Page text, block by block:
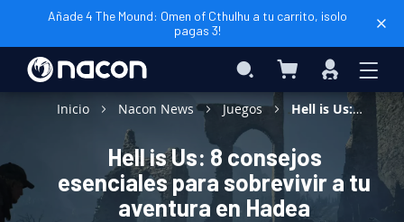
Añade 4 The Mound: Omen of Cthulhu a tu carrito, ¡solo
pagas 3!
Search Mi cesta Iniciar
sesión
Inicio
Nacon News Juegos Hell is Us: 8 consejos esenciales para sobrevivir a tu aventura en Hadea
Hell is Us: 8 consejos
esenciales para sobrevivir a tu
aventura en Hadea